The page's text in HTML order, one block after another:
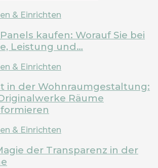
& Einrichten
kaufen: Worauf Sie bei
Leistung und…
& Einrichten
in der Wohnraumgestaltung:
Räume
& Einrichten
der Transparenz in der